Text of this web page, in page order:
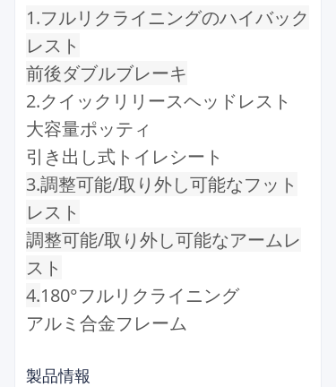
1.フルリクライニングのハイバック
レスト
前後ダブルブレーキ
2.クイックリリースヘッドレスト
大容量ポッティ
引き出し式トイレシート
3.調整可能/取り外し可能なフット
レスト
調整可能/取り外し可能なアームレ
スト
4.180°フルリクライニング
アルミ合金フレーム
製品情報